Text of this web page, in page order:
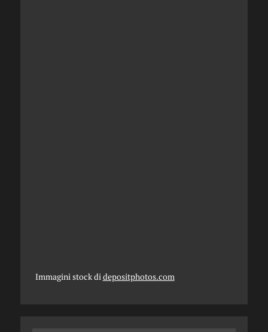
Immagini stock di depositphotos.com